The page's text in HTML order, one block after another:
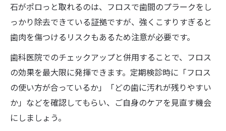
フロスと糸ようじの違いを歯科目線で解説
自分に合うフロス選びと歯科おすすめ比較
法
歯科で学ぶ糸ようじとフロスの使い分けコ
ツ
歯科推奨のフロス・糸ようじ選びの実践手
順
フロスで歯石や汚れを落とす安全なケアのコツ
石がポロっと取れるのは、フロスで歯間のプラークをし
っかり除去できている証拠ですが、強くこすりすぎると
歯肉を傷つけるリスクもあるため注意が必要です。
歯科医院でのチェックアップと併用することで、フロス
の効果を最大限に発揮できます。定期検診時に「フロス
の使い方が合っているか」「どの歯に汚れが残りやすい
か」などを確認してもらい、ご自身のケアを見直す機会
にしましょう。